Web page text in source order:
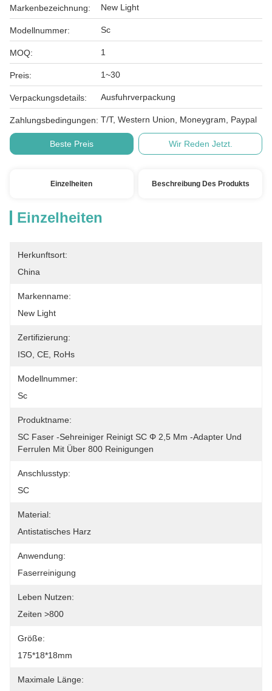
Markenbezeichnung: New Light
Modellnummer: Sc
MOQ: 1
Preis: 1~30
Verpackungsdetails: Ausfuhrverpackung
Zahlungsbedingungen: T/T, Western Union, Moneygram, Paypal
Beste Preis Wir Reden Jetzt.
Einzelheiten Beschreibung Des Produkts
Einzelheiten
Herkunftsort:
China
Markenname:
New Light
Zertifizierung:
ISO, CE, RoHs
Modellnummer:
Sc
Produktname:
SC Faser -Sehreiniger Reinigt SC Φ 2,5 Mm -Adapter Und
Ferrulen Mit Über 800 Reinigungen
Anschlusstyp:
SC
Material:
Antistatisches Harz
Anwendung:
Faserreinigung
Leben Nutzen:
Zeiten >800
Größe:
175*18*18mm
Maximale Länge: